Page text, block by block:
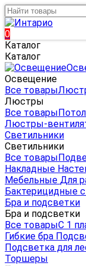
0
Каталог
Каталог
Освещение
Все товары
Люстры
Все товары
Люстры-
Светильники
Светильники
Все товары
Накладные
Мебельные Для
Бактерицидные
Бра и подсветки
Бра и подсветки
Все товарыС 1
Гибкие бра
Подсветка для
Торшеры